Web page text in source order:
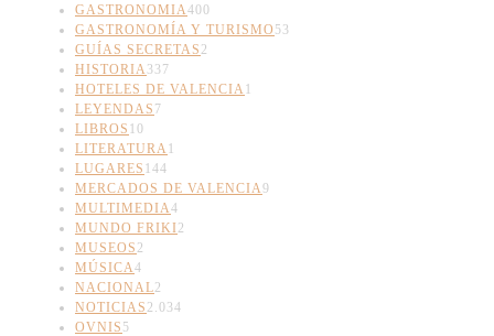
GASTRONOMIA400
GASTRONOMÍA Y TURISMO 53
GUÍAS SECRETAS 2
HISTORIA337
HOTELES DE VALENCIA1
LEYENDAS 7
LIBROS 10
LITERATURA1
LUGARES 144
MERCADOS DE VALENCIA9
MULTIMEDIA4
MUNDO FRIKI2
MUSEOS 2
MÚSICA4
NACIONAL2
NOTICIAS 2.034
OVNIS 5